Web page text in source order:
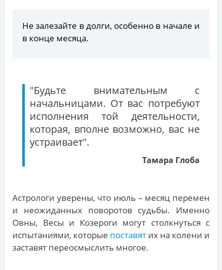
Не залезайте в долги, особенно в начале и
в конце месяца.
"Будьте внимательным с
начальницами. От вас потребуют
исполнения той деятельности,
которая, вполне возможно, вас не
устраивает".
Тамара Глоба
Астрологи уверены, что июль – месяц перемен
и неожиданных поворотов судьбы. Именно
Овны, Весы и Козероги могут столкнуться с
испытаниями, которые поставят их на колени и
заставят переосмыслить многое.